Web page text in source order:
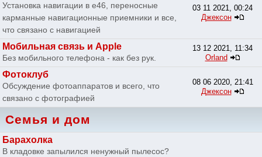
Установка навигации в e46, переносные
карманные навигационные приемники и все,
что связано с навигацией
03 11 2021, 00:24
Джексон
Мобильная связь и Apple
Без мобильного телефона - как без рук.
13 12 2021, 11:34
Orland
Фотоклуб
Обсуждение фотоаппаратов и всего, что
связано с фотографией
08 06 2020, 21:41
Джексон
Семья и дом
Барахолка
В кладовке запылился ненужный пылесос?